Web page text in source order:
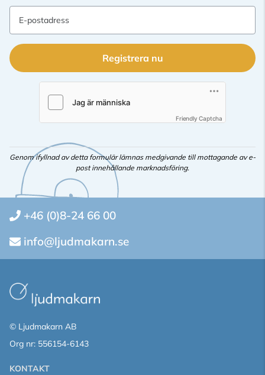
E-postadress
Registrera nu
Friendly Captcha
Genom ifyllnad av detta formulär lämnas medgivande till mottagande av e-
post innehållande marknadsföring.
+46 (0)8-24 66 00
info@ljudmakarn.se
© Ljudmakarn AB
Org nr: 556154-6143
KONTAKT